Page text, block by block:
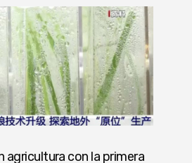
agricultura con la primera